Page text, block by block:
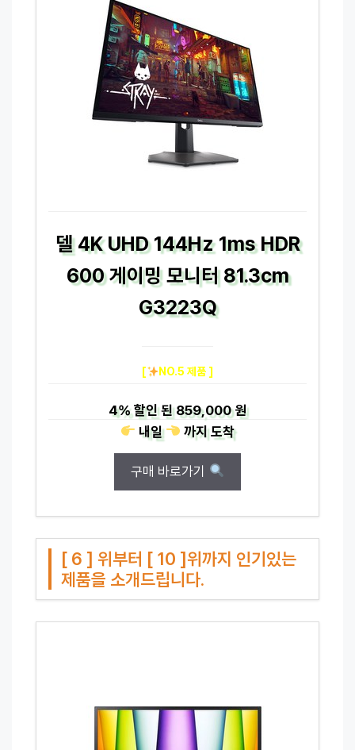
델 4K UHD 144Hz 1ms HDR
600 게이밍 모니터 81.3cm
G3223Q
[ NO.5 제품 ]
4%할인 된859,000 원
내일
까지도착
구매 바로가기
[ 6 ] 위부터 [ 10 ]위까지 인기있는
제품을 소개드립니다.